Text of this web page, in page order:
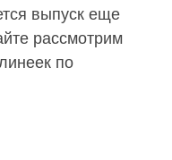
выпуск еще
рассмотрим
по